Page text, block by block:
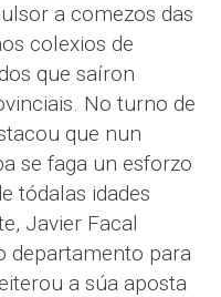
a comezos das
colexios de
que saíron
No turno de
que nun
se faga un esforzo
tódalas idades
Javier Facal
departamento para
a súa aposta